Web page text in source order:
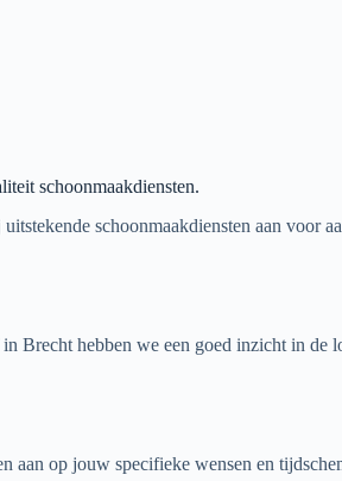
schoonmaakdiensten.
schoonmaakdiensten aan voor
Brecht hebben we een goed inzicht in de
aan op jouw specifieke wensen en